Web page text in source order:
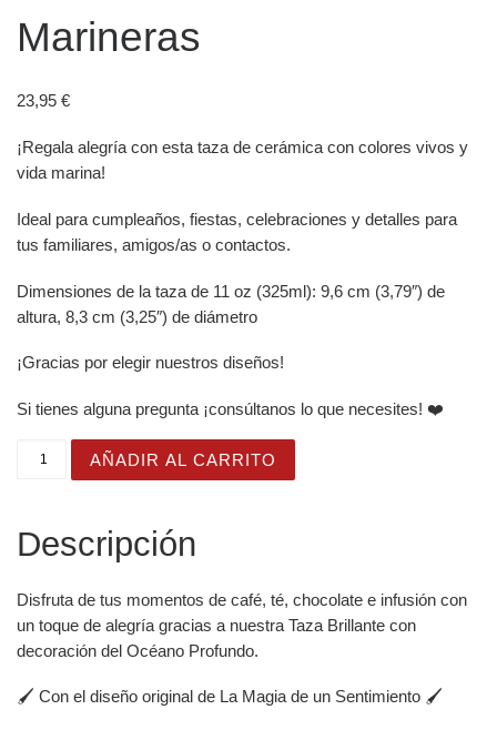
Marineras
23,95 €
¡Regala alegría con esta taza de cerámica con colores vivos y
vida marina!
Ideal para cumpleaños, fiestas, celebraciones y detalles para
tus familiares, amigos/as o contactos.
Dimensiones de la taza de 11 oz (325ml): 9,6 cm (3,79″) de
altura, 8,3 cm (3,25″) de diámetro
¡Gracias por elegir nuestros diseños!
Si tienes alguna pregunta ¡consúltanos lo que necesites! ❤️
Taza Brillante con Simpáticas Gaviotas Marineras
AÑADIR AL CARRITO
Descripción
Disfruta de tus momentos de café, té, chocolate e infusión con
un toque de alegría gracias a nuestra Taza Brillante con
decoración del Océano Profundo.
🖌️ Con el diseño original de La Magia de un Sentimiento 🖌️